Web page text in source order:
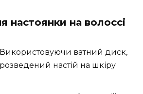
настоянки на волоссі
ватний диск,
розведений настій на шкіру